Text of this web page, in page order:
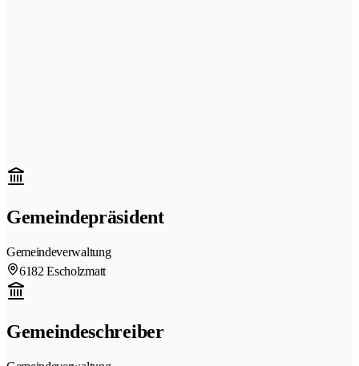
Gemeindepräsident
Gemeindeverwaltung
6182 Escholzmatt
Gemeindeschreiber